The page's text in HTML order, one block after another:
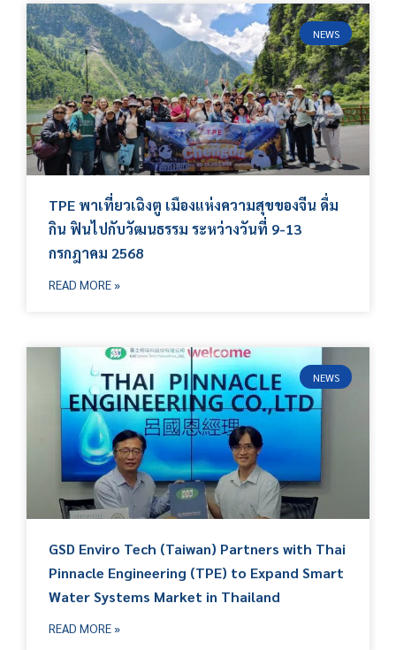
NEWS
TPE พาเที่ยวเฉิงตู เมืองแห่งความสุขของจีน ดื่ม
กิน ฟินไปกับวัฒนธรรม ระหว่างวันที่ 9-13
กรกฎาคม 2568
READ MORE »
NEWS
GSD Enviro Tech (Taiwan) Partners with Thai
Pinnacle Engineering (TPE) to Expand Smart
Water Systems Market in Thailand
READ MORE »